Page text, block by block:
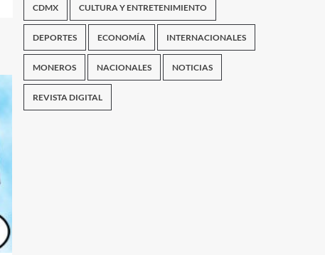
CDMX CULTURA Y ENTRETENIMIENTO
DEPORTES ECONOMÍA INTERNACIONALES
MONEROS NACIONALES NOTICIAS
REVISTA DIGITAL